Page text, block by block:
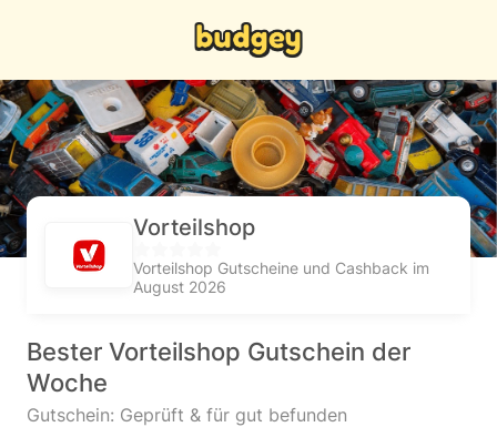
Vorteilshop
Vorteilshop Gutscheine und Cashback im
August 2026
Bester Vorteilshop Gutschein der
Woche
Gutschein: Geprüft & für gut befunden